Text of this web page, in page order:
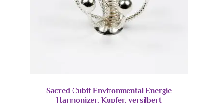
Sacred Cubit Environmental Energie
Harmonizer, Kupfer, versilbert